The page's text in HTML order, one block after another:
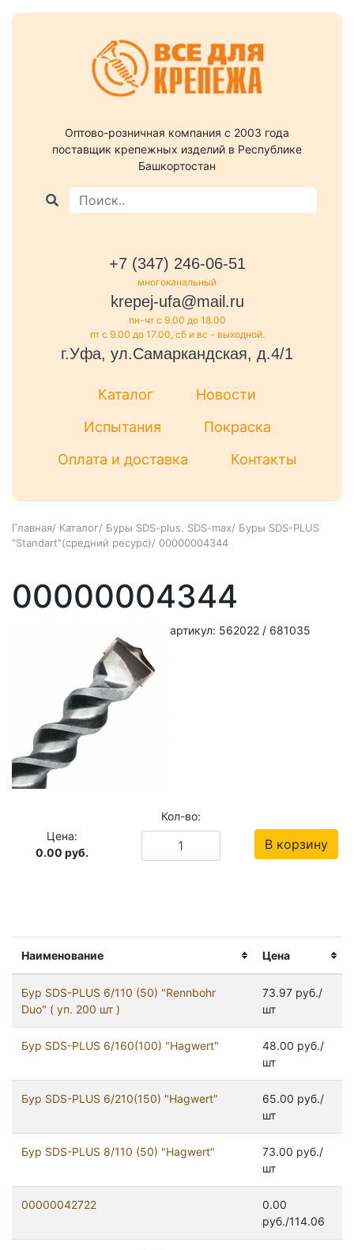
Оптово-розничная компания c 2003 года
поставщик крепежных изделий в Республике
Башкортостан
+7 (347) 246-06-51
многоканальный
krepej-ufa@mail.ru
пн-чт с 9.00 до 18.00
пт с 9.00 до 17.00, сб и вс - выходной.
г.Уфа, ул.Самаркандская, д.4/1
Каталог
Новости
Испытания
Покраска
Оплата и доставка
Контакты
Главная/ Каталог/ Буры SDS-plus. SDS-max/ Буры SDS-PLUS
"Standart"(средний ресурс)/ 00000004344
Наименование Цена
Бур SDS-PLUS 6/110 (50) "Rennbohr
Duo" ( уп. 200 шт )
73.97 руб./
шт
Бур SDS-PLUS 6/160(100) "Hagwert"
48.00 руб./
шт
Бур SDS-PLUS 6/210(150) "Hagwert"
65.00 руб./
шт
Бур SDS-PLUS 8/110 (50) "Hagwert"
73.00 руб./
шт
00000042722
0.00
руб./114.06
00000004344
артикул: 562022 / 681035
Цена:
0.00 руб.
Кол-во:
В корзину